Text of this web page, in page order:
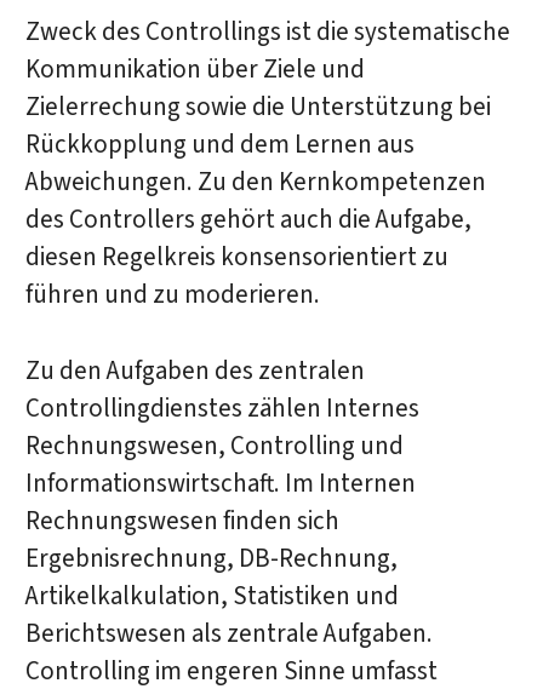
Zweck des Controllings ist die systematische
Kommunikation über Ziele und
Zielerrechung sowie die Unterstützung bei
Rückkopplung und dem Lernen aus
Abweichungen. Zu den Kernkompetenzen
des Controllers gehört auch die Aufgabe,
diesen Regelkreis konsensorientiert zu
führen und zu moderieren.
Zu den Aufgaben des zentralen
Controllingdienstes zählen Internes
Rechnungswesen, Controlling und
Informationswirtschaft. Im Internen
Rechnungswesen finden sich
Ergebnisrechnung, DB-Rechnung,
Artikelkalkulation, Statistiken und
Berichtswesen als zentrale Aufgaben.
Controlling im engeren Sinne umfasst